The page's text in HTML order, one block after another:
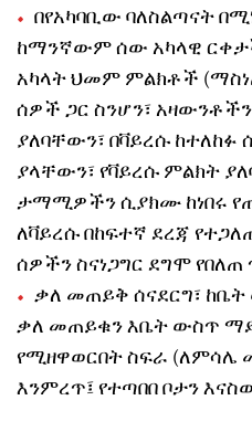
በየአካባቢው ባለስልጣናት
ከማንኛውም ሰው አካላዊ
አካላት ህመም ምልክቶች
ሰዎች ጋር ስንሆን፣
ያለባቸውን፣ በቫይረሱ ከተለከፉ
ያላቸውን፣ የቫይረሱ ምልክት
ታማሚዎችን ሲያክሙ ከነበሩ
ለቫይረሱ በከፍተኛ ደረጃ
ሰዎችን ስናነጋግር ደግሞ
ቃለ መጠይቅ ሰናደርግ፣
ቃለ መጠይቁን እቤት ውስጥ
የሚዘዋወርበት ስፍራ (ለምሳሌ
እንምረጥ፤ የተጣበበ ቦታን